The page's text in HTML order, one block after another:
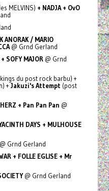
MELVINS) + NADJA + OvO
ANORAK / MARIO
@ Grnd Gerland
SOFY MAJOR@ Grnd
du post rock barbu) +
+Jakuzi's Attempt (post
+ Pan Pan Pan @
DAYS + MULHOUSE
@ Grnd Gerland
+ FOLLE EGLISE + Mr
@ Grnd Gerland